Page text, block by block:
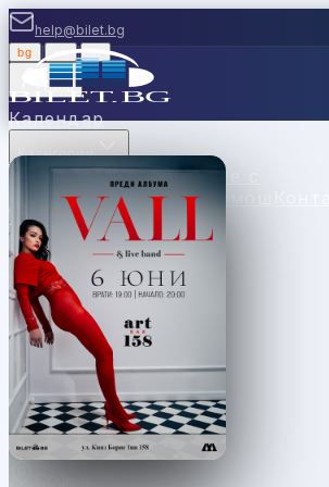
help@bilet.bg
bg |
Вход
Календар
Категории
Места КасиПродавайте с
насВаучериНовиниПомощ
София